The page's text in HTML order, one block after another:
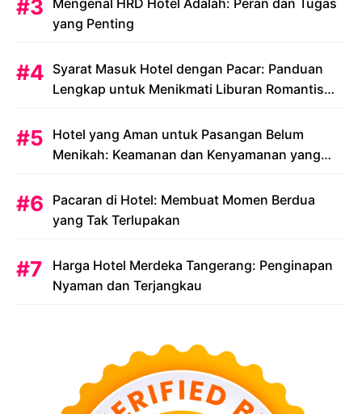
Mengenal HRD Hotel Adalah: Peran dan Tugas
yang Penting
Syarat Masuk Hotel dengan Pacar: Panduan
Lengkap untuk Menikmati Liburan Romantis
Hotel yang Aman untuk Pasangan Belum
Menikah: Keamanan dan Kenyamanan yang
Pacaran di Hotel: Membuat Momen Berdua
yang Tak Terlupakan
Harga Hotel Merdeka Tangerang: Penginapan
Nyaman dan Terjangkau